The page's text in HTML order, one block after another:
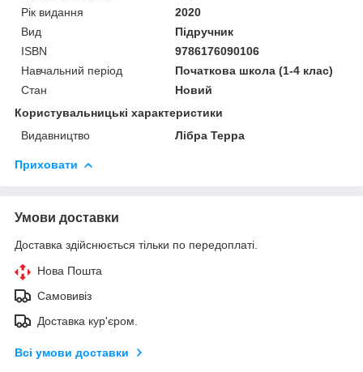
Рік видання
2020
Вид
Підручник
ISBN
9786176090106
Навчальний період
Початкова школа (1-4 клас)
Стан
Новий
Користувальницькі характеристики
Видавництво
Лібра Терра
Приховати
Умови доставки
Доставка здійснюється тільки по передоплаті.
Нова Пошта
Самовивіз
Доставка кур'єром.
Всі умови доставки